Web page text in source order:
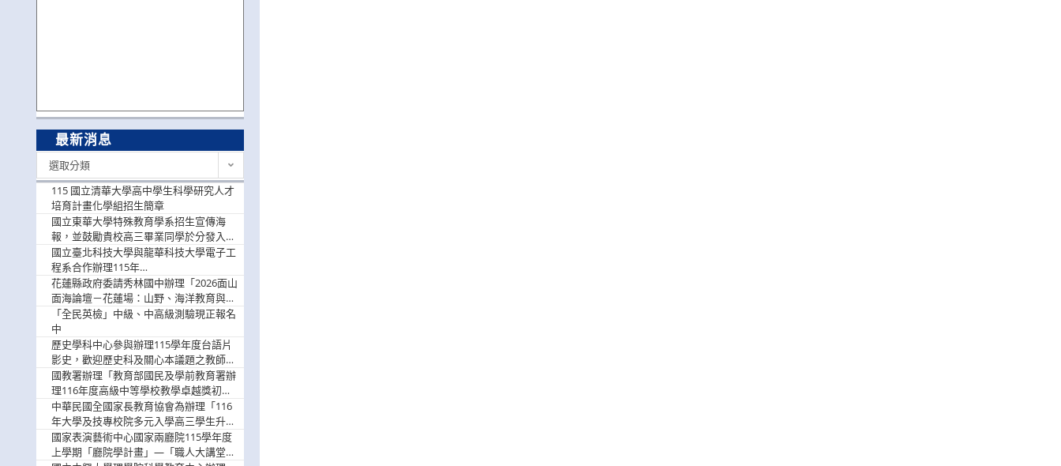
最新消息
選取分類
115 國立清華大學高中學生科學研究人才
培育計畫化學組招生簡章
國立東華大學特殊教育學系招生宣傳海
報，並鼓勵貴校高三畢業同學於分發入學
階段踴躍選填。
國立臺北科技大學與龍華科技大學電子工
程系合作辦理115年
「115.08.10~08.12「AI賦能應用於智慧半
導體研習營」，歡迎學生踴躍報名參加
花蓮縣政府委請秀林國中辦理「2026面山
面海論壇－花蓮場：山野、海洋教育與戶
外安全實務課程」，歡迎踴躍報名參加
「全民英檢」中級、中高級測驗現正報名
中
歷史學科中心參與辦理115學年度台語片
影史，歡迎歷史科及關心本議題之教師踴
躍報名參加
國教署辦理「教育部國民及學前教育署辦
理116年度高級中等學校教學卓越獎初選
實施計畫」，鼓勵教師踴躍報名
中華民國全國家長教育協會為辦理「116
年大學及技專校院多元入學高三學生升學
輔導家長說明會」
國家表演藝術中心國家兩廳院115學年度
上學期「廳院學計畫」—「職人大講堂」